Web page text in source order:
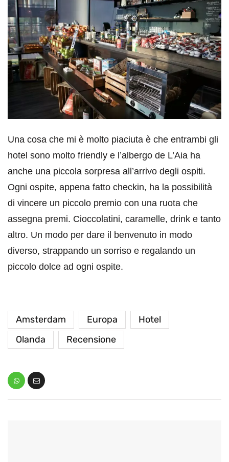
Una cosa che mi è molto piaciuta è che entrambi gli
hotel sono molto friendly e l’albergo de L’Aia ha
anche una piccola sorpresa all’arrivo degli ospiti.
Ogni ospite, appena fatto checkin, ha la possibilità
di vincere un piccolo premio con una ruota che
assegna premi. Cioccolatini, caramelle, drink e tanto
altro. Un modo per dare il benvenuto in modo
diverso, strappando un sorriso e regalando un
piccolo dolce ad ogni ospite.
Amsterdam Europa
Hotel
Olanda
Recensione